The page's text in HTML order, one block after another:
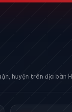
huyện trên địa bàn